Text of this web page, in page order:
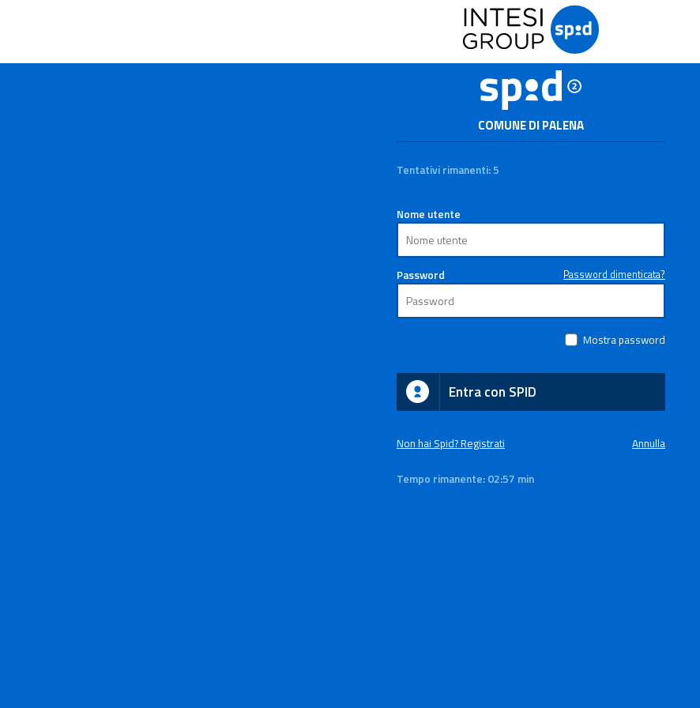
COMUNE DI PALENA
Tentativi rimanenti: 5
Nome utente
Password Password dimenticata?
Mostra password
Entra con SPID
Non hai Spid? Registrati Annulla
Tempo rimanente: 02:57 min